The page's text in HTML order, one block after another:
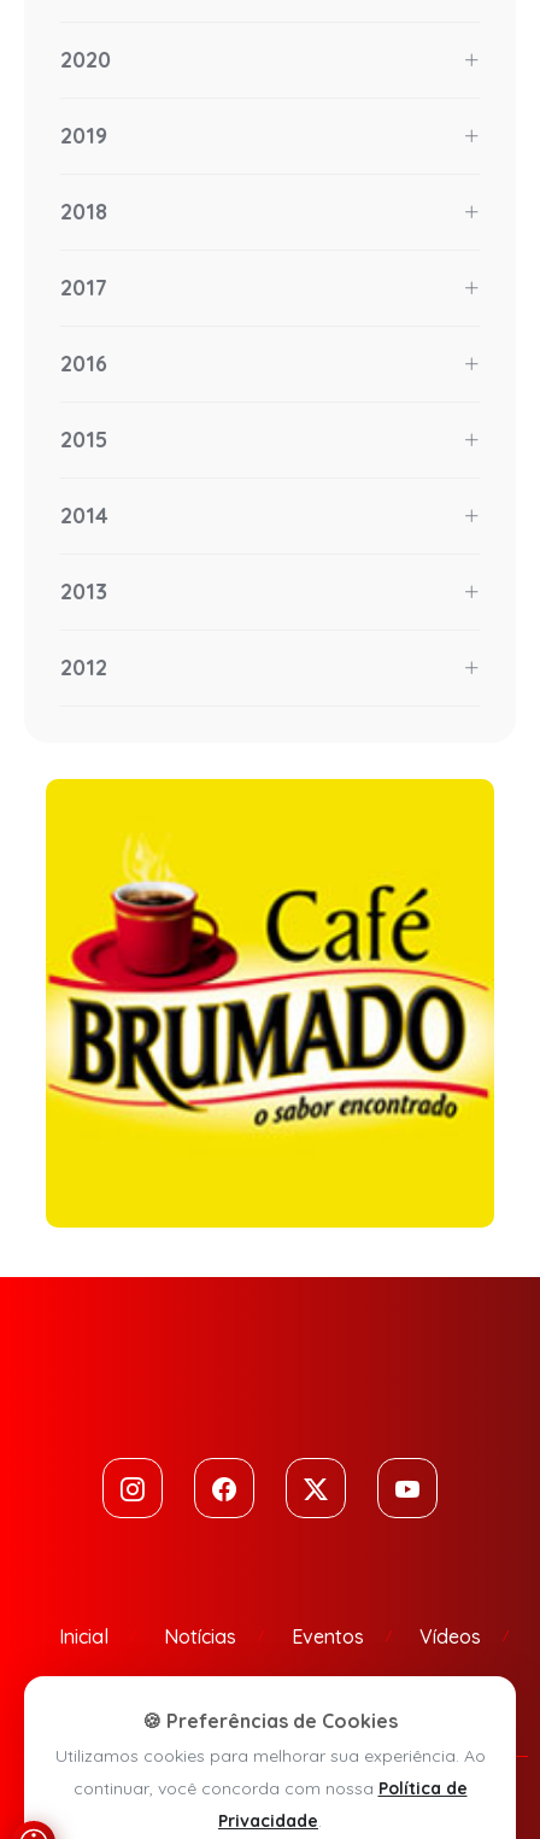
2020
2019
2018
2017
2016
2015
2014
2013
2012
Inicial Notícias Eventos Vídeos
Política de Privacidade
🍪 Preferências de Cookies
Utilizamos cookies para melhorar sua experiência. Ao
continuar, você concorda com nossa Política de
Privacidade.